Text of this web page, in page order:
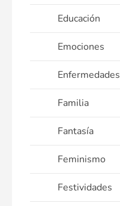
Educación
Emociones
Enfermedades
Familia
Fantasía
Feminismo
Festividades